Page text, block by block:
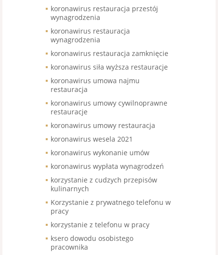
koronawirus restauracja przestój
wynagrodzenia
koronawirus restauracja
wynagrodzenia
koronawirus restauracja zamknięcie
koronawirus siła wyższa restauracje
koronawirus umowa najmu
restauracja
koronawirus umowy cywilnoprawne
restauracje
koronawirus umowy restauracja
koronawirus wesela 2021
koronawirus wykonanie umów
koronawirus wypłata wynagrodzeń
korzystanie z cudzych przepisów
kulinarnych
Korzystanie z prywatnego telefonu w
pracy
korzystanie z telefonu w pracy
ksero dowodu osobistego
pracownika